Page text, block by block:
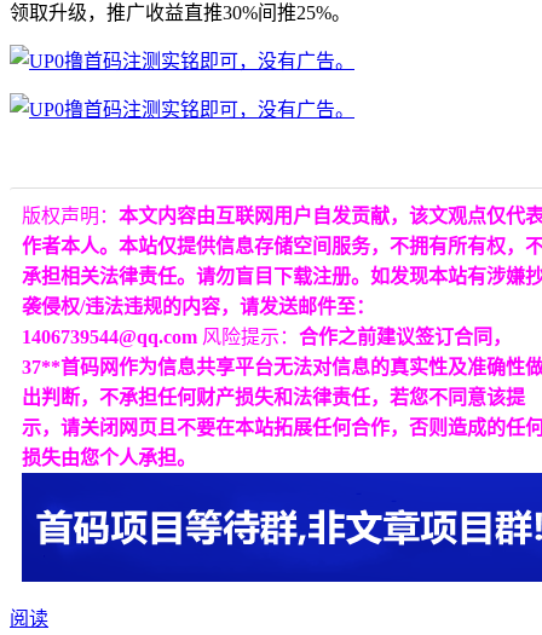
领取升级，推广收益直推30%间推25%。
版权声明： 本文内容由互联网用户自发贡献，该文观点仅代
作者本人。本站仅提供信息存储空间服务，不拥有所有权，
承担相关法律责任。请勿盲目下载注册。如发现本站有涉嫌
袭侵权/违法违规的内容，请发送邮件至：
1406739544@qq.com 风险提示： 合作之前建议签订合同，
37**首码网作为信息共享平台无法对信息的真实性及准确性
出判断，不承担任何财产损失和法律责任，若您不同意该提
示，请关闭网页且不要在本站拓展任何合作，否则造成的任
损失由您个人承担。
阅读